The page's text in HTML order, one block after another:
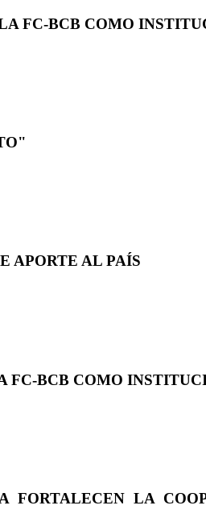
FC-BCB COMO
APORTE AL PAÍS
BCB COMO
LA